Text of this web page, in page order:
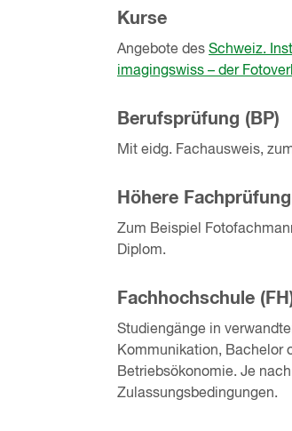
Kurse
Angebote des Schweiz.
imagingswiss – der
Berufsprüfung (BP)
Mit eidg. Fachausweis,
Höhere
Zum Beispiel
Diplom.
Fachhochschule
Studiengänge in
Kommunikation, Bachelor
Betriebsökonomie. Je
Zulassungsbedingungen.